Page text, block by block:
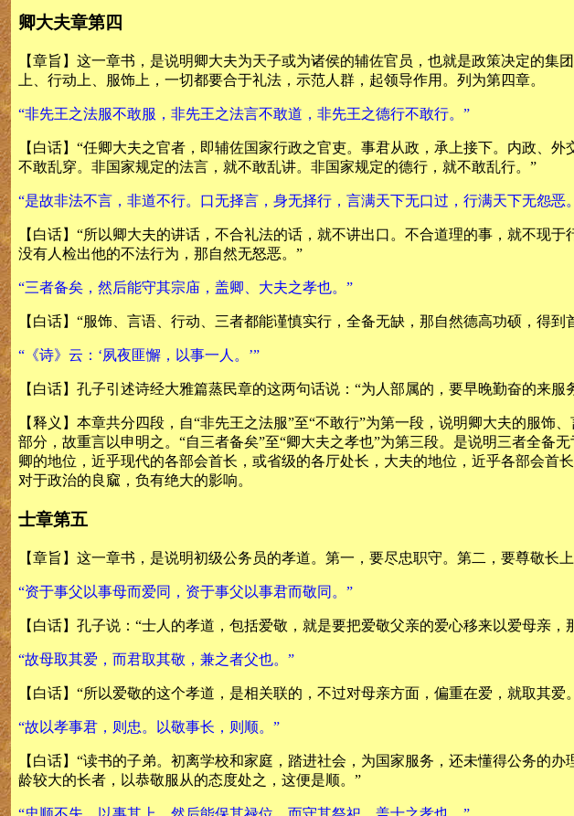
卿大夫章第四
【章旨】这一章书，是说明卿大夫为天子或为诸侯的辅佐官员，也就是政策决定的
上、行动上、服饰上，一切都要合于礼法，示范人群，起领导作用。列为第四章。
“非先王之法服不敢服，非先王之法言不敢道，非先王之德行不敢行。”
【白话】“任卿大夫之官者，即辅佐国家行政之官吏。事君从政，承上接下。内政、
不敢乱穿。非国家规定的法言，就不敢乱讲。非国家规定的德行，就不敢乱行。”
“是故非法不言，非道不行。口无择言，身无择行，言满天下无口过，行满天下无怨恶
【白话】“所以卿大夫的讲话，不合礼法的话，就不讲出口。不合道理的事，就不现
没有人检出他的不法行为，那自然无怒恶。”
“三者备矣，然后能守其宗庙，盖卿、大夫之孝也。”
【白话】“服饰、言语、行动、三者都能谨慎实行，全备无缺，那自然德高功硕，得
“《诗》云：‘夙夜匪懈，以事一人。’”
【白话】孔子引述诗经大雅篇蒸民章的这两句话说：“为人部属的，要早晚勤奋的来服
【释义】本章共分四段，自“非先王之法服”至“不敢行”为第一段，说明卿大夫的服
部分，故重言以申明之。“自三者备矣”至“卿大夫之孝也”为第三段。是说明三者全
卿的地位，近乎现代的各部会首长，或省级的各厅处长，大夫的地位，近乎各部会首
对于政治的良窳，负有绝大的影响。
士章第五
【章旨】这一章书，是说明初级公务员的孝道。第一，要尽忠职守。第二，要尊敬长上
“资于事父以事母而爱同，资于事父以事君而敬同。”
【白话】孔子说：“士人的孝道，包括爱敬，就是要把爱敬父亲的爱心移来以爱母亲
“故母取其爱，而君取其敬，兼之者父也。”
【白话】“所以爱敬的这个孝道，是相关联的，不过对母亲方面，偏重在爱，就取其
“故以孝事君，则忠。以敬事长，则顺。”
【白话】“读书的子弟。初离学校和家庭，踏进社会，为国家服务，还未懂得公务的
龄较大的长者，以恭敬服从的态度处之，这便是顺。”